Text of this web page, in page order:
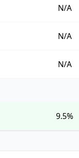
N/A
N/A
N/A
9.5%